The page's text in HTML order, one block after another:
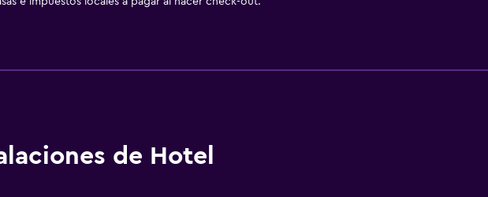
de Hotel